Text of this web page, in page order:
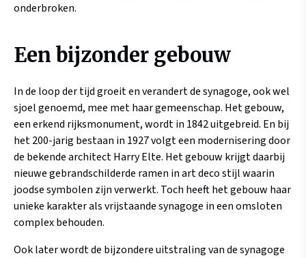
onderbroken.
Een bijzonder gebouw
In de loop der tijd groeit en verandert de synagoge, ook wel
sjoel genoemd, mee met haar gemeenschap. Het gebouw,
een erkend rijksmonument, wordt in 1842 uitgebreid. En bij
het 200-jarig bestaan in 1927 volgt een modernisering door
de bekende architect Harry Elte. Het gebouw krijgt daarbij
nieuwe gebrandschilderde ramen in art deco stijl waarin
joodse symbolen zijn verwerkt. Toch heeft het gebouw haar
unieke karakter als vrijstaande synagoge in een omsloten
complex behouden.
Ook later wordt de bijzondere uitstraling van de synagoge